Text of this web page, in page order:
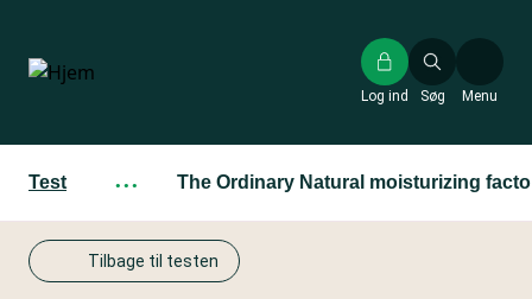
hovedindhold
Søg
Log ind Menu
Test ··· The Ordinary Natural moisturizing
Tilbage til testen